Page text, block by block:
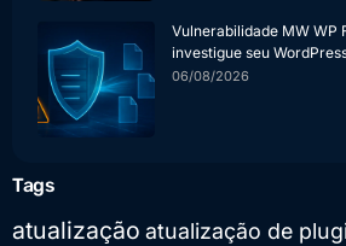
Vulnerabilidade MW WP
investigue seu
06/08/2026
Tags
atualização atualização de